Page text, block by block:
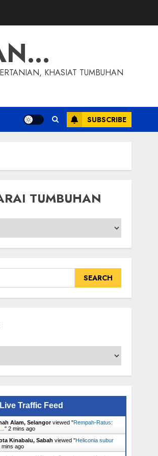
KHASIAT TUMBUHAN
SUBSCRIBE
TUMBUHAN
Live Traffic Feed
Alam, Selangorviewed "Rempah-Ratus:
" 2 mins ago
Kinabalu, Sabah viewed "Heliconia subur
mins ago